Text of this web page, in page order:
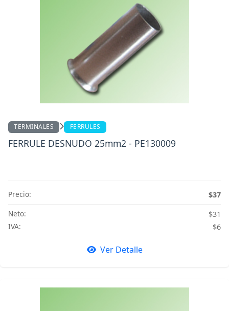
TERMINALES FERRULES
FERRULE DESNUDO 25mm2 - PE130009
Precio:
$37
Neto:
$31
IVA:
$6
Ver Detalle